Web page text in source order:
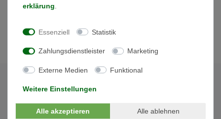
Freie Wahl der Überwachung durch Kompatibilität zu vielen
erklärung
Essenziell Statistik
Zahlungsdienstleister Marketing
Externe Medien Funktional
Weitere Einstellungen
Alle akzeptieren Alle ablehnen